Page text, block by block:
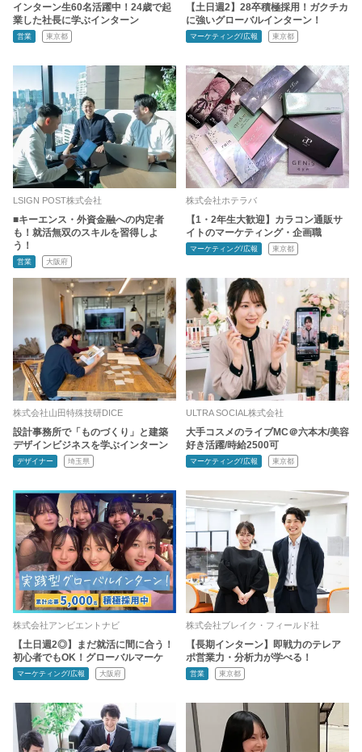
インターン生60名活躍中！24歳で起
業した社長に学ぶインターン
営業 東京都
【土日週2】28卒積極採用！ガクチカ
に強いグローバルインターン！
マーケティング/広報 東京都
LSIGN POST株式会社
■キーエンス・外資金融への内定者
も！就活無双のスキルを習得しよ
う！
営業 大阪府
株式会社ホテラバ
【1・2年生大歓迎】カラコン通販サ
イトのマーケティング・企画職
マーケティング/広報 東京都
株式会社山田特殊技研DICE
設計事務所で「ものづくり」と建築
デザインビジネスを学ぶインターン
デザイナー 埼玉県
ULTRA SOCIAL株式会社
大手コスメのライブMC＠六本木/美容
好き活躍/時給2500可
マーケティング/広報 東京都
株式会社アンビエントナビ
【土日週2◎】まだ就活に間に合う！
初心者でもOK！グローバルマーケ
マーケティング/広報 大阪府
株式会社ブレイク・フィールド社
【長期インターン】即戦力のテレア
ポ営業力・分析力が学べる！
営業 東京都